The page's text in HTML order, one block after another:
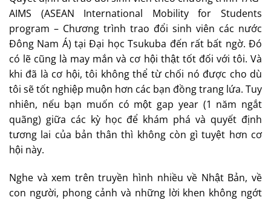
AIMS (ASEAN International Mobility for Students
program – Chương trình trao đổi sinh viên các nước
Đông Nam Á) tại Đại học Tsukuba đến rất bất ngờ. Đó
có lẽ cũng là may mắn và cơ hội thật tốt đối với tôi. Và
khi đã là cơ hội, tôi không thể từ chối nó được cho dù
tôi sẽ tốt nghiệp muộn hơn các bạn đồng trang lứa. Tuy
nhiên, nếu bạn muốn có một gap year (1 năm ngắt
quãng) giữa các kỳ học để khám phá và quyết định
tương lai của bản thân thì không còn gì tuyệt hơn cơ
hội này.
Nghe và xem trên truyền hình nhiều về Nhật Bản, về
con người, phong cảnh và những lời khen không ngớt